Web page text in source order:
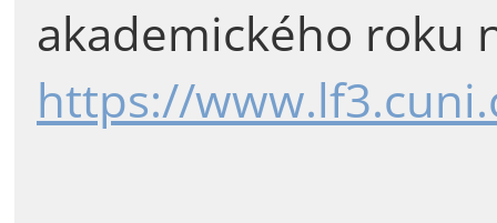
akademického roku
https://